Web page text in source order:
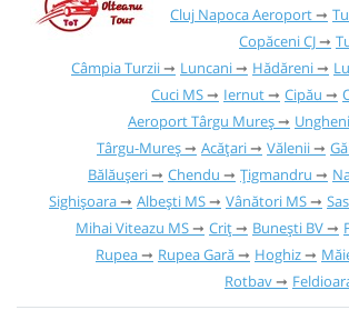
Cluj Napoca Aeroport
Copăceni CJ
Câmpia Turzii
Luncani Hădăreni
Cuci MS
Iernut Cipău
Aeroport Târgu Mureș
Târgu-Mureș
Acățari Vălenii
Bălăușeri
Chendu Țigmandru
Sighișoara
Albești MS Vânători MS
Mihai Viteazu MS
Criț Bunești BV
Rupea
Rupea Gară Hoghiz
Rotbav